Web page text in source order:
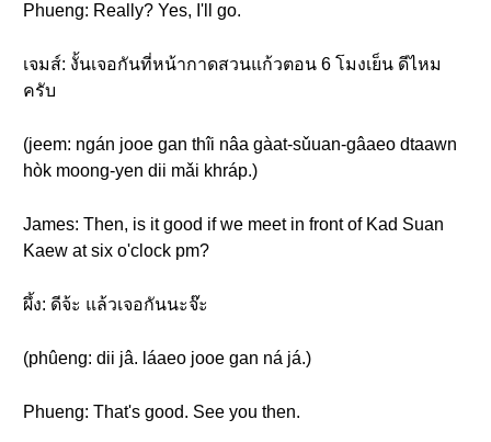
Phueng: Really? Yes, I'll go.
เจมส์: งั้นเจอกันที่หน้ากาดสวนแก้วตอน 6 โมงเย็น ดีไหม
ครับ
(jeem: ngán jooe gan thîi nâa gàat-sǔuan-gâaeo dtaawn
hòk moong-yen dii mǎi khráp.)
James: Then, is it good if we meet in front of Kad Suan
Kaew at six o'clock pm?
ผึ้ง: ดีจ้ะ แล้วเจอกันนะจ๊ะ
(phûeng: dii jâ. láaeo jooe gan ná já.)
Phueng: That's good. See you then.